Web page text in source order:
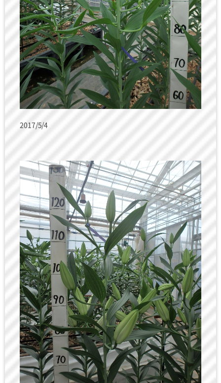
2017/5/4